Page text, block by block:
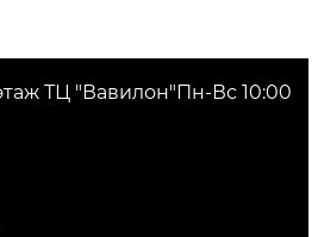
ТЦ "Вавилон"Пн-Вс 10:00